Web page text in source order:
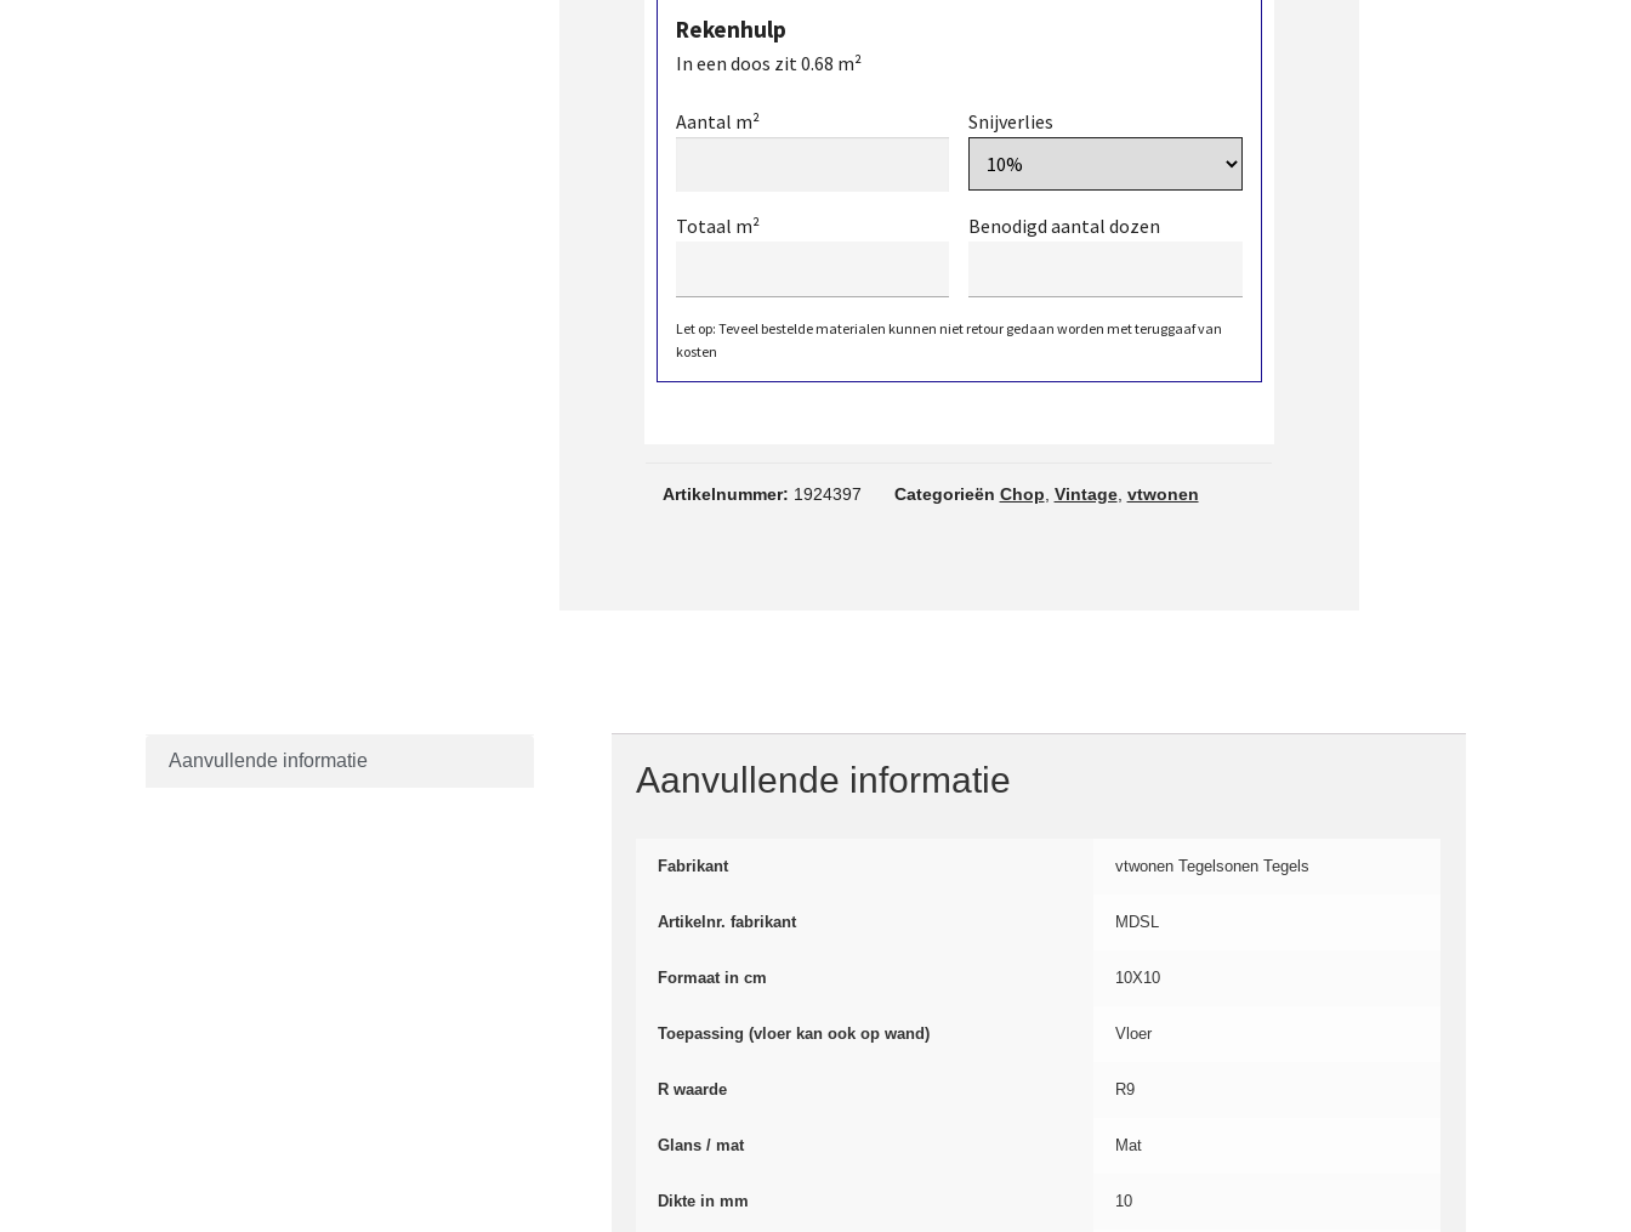
Rekenhulp
In een doos zit0.68 m²
Aantal m² Snijverlies
Totaal m² Benodigd aantal dozen
Let op: Teveel bestelde materialen kunnen niet retour gedaan worden met teruggaaf van
kosten
Artikelnummer: 1924397 Categorieën Chop, Vintage, vtwonen
Aanvullende informatie Aanvullende informatie
Fabrikant vtwonen Tegelsonen Tegels
Artikelnr. fabrikant MDSL
Formaat in cm 10X10
Toepassing (vloer kan ook op wand) Vloer
R waarde R9
Glans / mat Mat
Dikte in mm 10